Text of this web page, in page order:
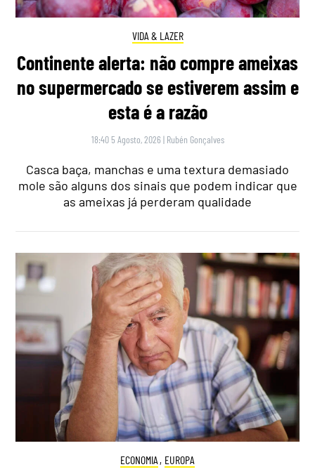
VIDA & LAZER
Continente alerta: não compre ameixas
no supermercado se estiverem assim e
esta é a razão
18:40 5 Agosto, 2026 | Rubén Gonçalves
Casca baça, manchas e uma textura demasiado
mole são alguns dos sinais que podem indicar que
as ameixas já perderam qualidade
ECONOMIA , EUROPA